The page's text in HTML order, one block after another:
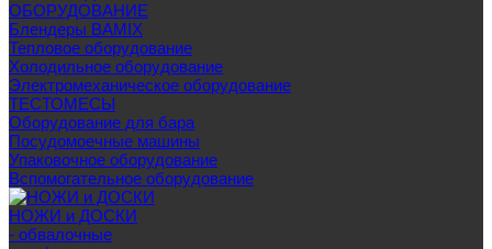
ОБОРУДОВАНИЕ
Блендеры BAMIX
Тепловое оборудование
Холодильное оборудование
Электромеханическое оборудование
ТЕСТОМЕСЫ
Оборудование для бара
Посудомоечные машины
Упаковочное оборудование
Вспомогательное оборудование
НОЖИ и ДОСКИ
- обвалочные